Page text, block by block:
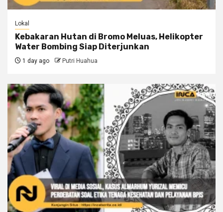
Lokal
Kebakaran Hutan di Bromo Meluas, Helikopter
Water Bombing Siap Diterjunkan
1 day ago Putri Huahua